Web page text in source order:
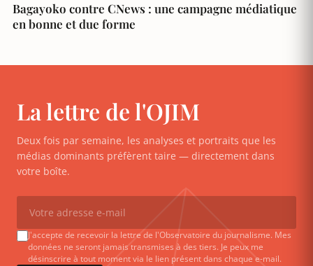
Bagayoko contre CNews : une campagne médiatique
en bonne et due forme
La lettre de l'OJIM
Deux fois par semaine, les analyses et portraits que les
médias dominants préfèrent taire — directement dans
votre boîte.
J'accepte de recevoir la lettre de l'Observatoire du journalisme. Mes
données ne seront jamais transmises à des tiers. Je peux me
désinscrire à tout moment via le lien présent dans chaque e-mail.